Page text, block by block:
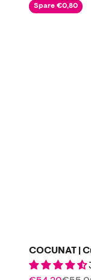
Spare €0,80
COCUNAT |